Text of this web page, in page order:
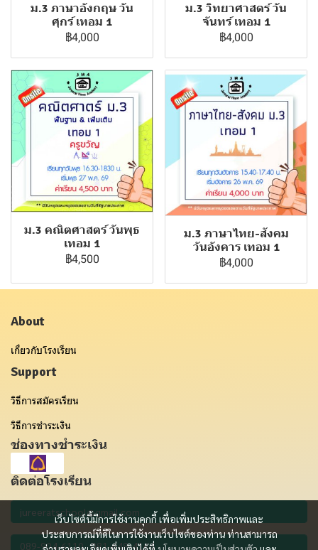
ม.3 ภาษาอังกฤษ วัน
ศุกร์ เทอม 1
฿4,000
ม.3 วิทยาศาสตร์ วัน
จันทร์ เทอม 1
฿4,000
ม.3 คณิตศาสตร์ วันพุธ
เทอม 1
฿4,500
ม.3 ภาษาไทย-สังคม
วันอังคาร เทอม 1
฿4,000
เว็บไซต์นี้มีการใช้งานคุกกี้ เพื่อเพิ่มประสิทธิภาพและ
ประสบการณ์ที่ดีในการใช้งานเว็บไซต์ของท่าน ท่านสามารถ
About
เกี่ยวกับโรงเรียน
Support
วิธีการสมัครเรียน
วิธีการชำระเงิน
ช่องทางชำระเงิน
ติดต่อโรงเรียน